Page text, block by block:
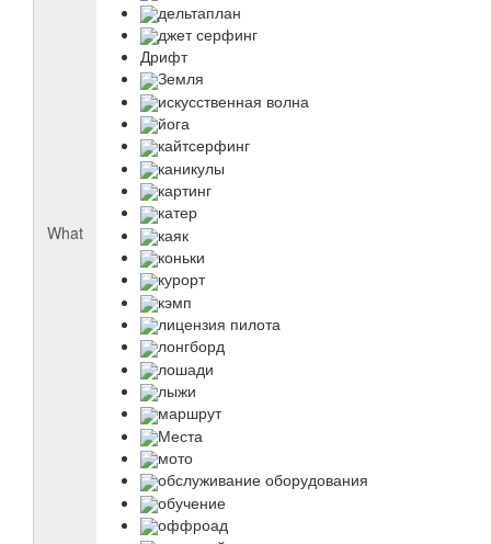
What
дельтаплан
джет серфинг
Дрифт
Земля
искусственная волна
йога
кайтсерфинг
каникулы
картинг
катер
каяк
коньки
курорт
кэмп
лицензия пилота
лонгборд
лошади
лыжи
маршрут
Места
мото
обслуживание оборудования
обучение
оффроад